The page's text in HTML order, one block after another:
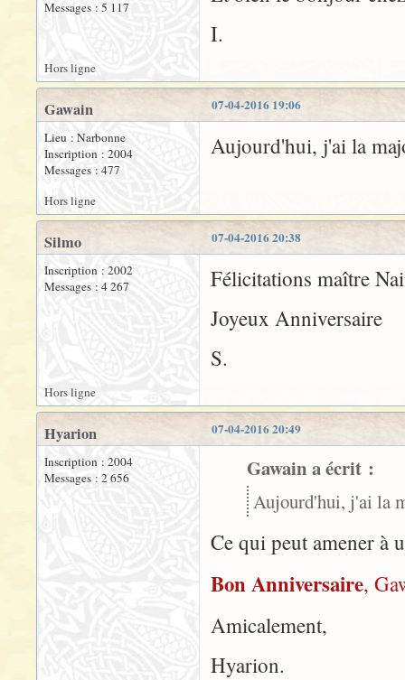
Messages : 5 117
I.
Hors ligne
07-04-2016 19:06
Gawain
Lieu : Narbonne
Inscription : 2004
Messages : 477
Aujourd'hui, j'ai la
Hors ligne
07-04-2016 20:38
Silmo
Inscription : 2002
Messages : 4 267
Félicitations maître
Joyeux Anniversaire
S.
Hors ligne
07-04-2016 20:49
Hyarion
Inscription : 2004
Messages : 2 656
Gawain a écrit :
Aujourd'hui, j'ai la
Ce qui peut amener à
Bon Anniversaire,
Amicalement,
Hyarion.